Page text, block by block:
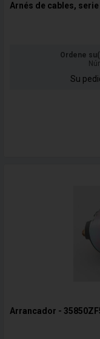
Arnés de cables,
Ordene
Su
Arrancador -